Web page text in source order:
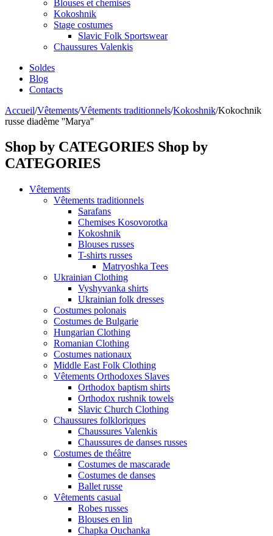
Blouses et chemises
Kokoshnik
Stage costumes
Slavic Folk Sportswear
Chaussures Valenkis
Soldes
Blog
Contacts
Accueil/Vêtements/Vêtements traditionnels/Kokoshnik/Kokochnik
russe diadème ''Marya''
Shop by CATEGORIES Shop by
CATEGORIES
Vêtements
Vêtements traditionnels
Sarafans
Chemises Kosovorotka
Kokoshnik
Blouses russes
T-shirts russes
Matryoshka Tees
Ukrainian Clothing
Vyshyvanka shirts
Ukrainian folk dresses
Costumes polonais
Costumes de Bulgarie
Hungarian Clothing
Romanian Clothing
Costumes nationaux
Middle East Folk Clothing
Vêtements Orthodoxes Slaves
Orthodox baptism shirts
Orthodox rushnik towels
Slavic Church Clothing
Chaussures folkloriques
Chaussures Valenkis
Chaussures de danses russes
Costumes de théâtre
Costumes de mascarade
Costumes de danses
Ballet russe
Vêtements casual
Robes russes
Blouses en lin
Chapka Ouchanka